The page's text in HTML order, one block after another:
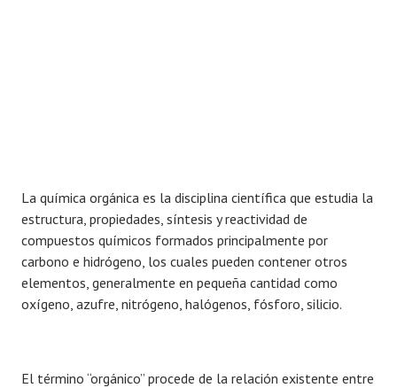
La química orgánica es la disciplina científica que estudia la
estructura, propiedades, síntesis y reactividad de
compuestos químicos formados principalmente por
carbono e hidrógeno, los cuales pueden contener otros
elementos, generalmente en pequeña cantidad como
oxígeno, azufre, nitrógeno, halógenos, fósforo, silicio.
El término “orgánico” procede de la relación existente entre